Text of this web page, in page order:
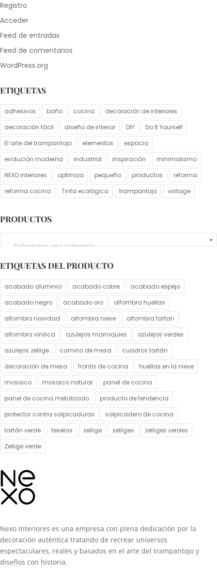
Registro
Acceder
Feed de entradas
Feed de comentarios
WordPress.org
ETIQUETAS
adhesivos baño cocina
decoración de interiores
decoración fácil
diseño de interior DIY
Do It Yourself
El arte del trampantojo
elementos
espacio
evolución moderna
industrial inspiración
minimalismo
NEXO interiores
optimiza pequeño productos
reforma
reforma cocina
Tinta ecológica trampantojo vintage
PRODUCTOS
Selecciona una categoría
ETIQUETAS DEL PRODUCTO
acabado aluminio acabado cobre
acabado espejo
acabado negro
acabado oro
alfombra huellas
alfombra navidad
alfombra nieve
alfombra tartan
alfombra vinilica
azulejos marroquies
azulejos verdes
azulejos zellige
camino de mesa
cuadros tartán
decoración de mesa
frontis de cocina
huellas en la nieve
mosaico
mosaico natural
panel de cocina
panel de cocina metalizado
producto de tendencia
protector contra salpicaduras
salpicadero de cocina
tartán verde
teselas zellige zelliges
zelliges verdes
Zellige verde
Nexo Interiores es una empresa con plena dedicación por la
decoración auténtica tratando de recrear universos
espectaculares, reales y basados en el arte del trampantojo y
diseños con historia.